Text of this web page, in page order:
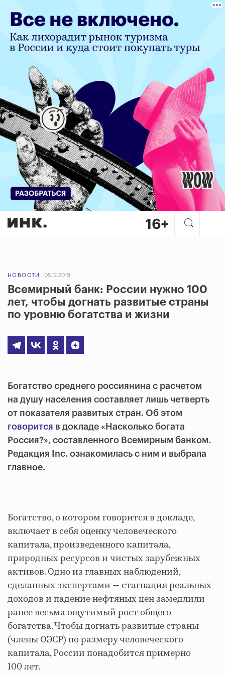
НОВОСТИ 05.12.2019
Всемирный банк: России нужно 100
лет, чтобы догнать развитые страны
по уровню богатства и жизни
Богатство среднего россиянина с расчетом
на душу населения составляет лишь четверть
от показателя развитых стран. Об этом
говорится в докладе «Насколько богата
Россия?», составленного Всемирным банком.
Редакция Inc. ознакомилась с ним и выбрала
главное.
Богатство, о котором говорится в докладе,
включает в себя оценку человеческого
капитала, произведенного капитала,
природных ресурсов и чистых зарубежных
активов. Одно из главных наблюдений,
сделанных экспертами — стагнация реальных
доходов и падение нефтяных цен замедлили
ранее весьма ощутимый рост общего
богатства. Чтобы догнать развитые страны
(члены ОЭСР) по размеру человеческого
капитала, России понадобится примерно
100 лет.